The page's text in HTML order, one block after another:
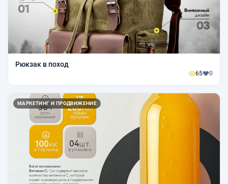
Рюкзак в поход
65 0
МАРКЕТИНГ И ПРОДВИЖЕНИЕ